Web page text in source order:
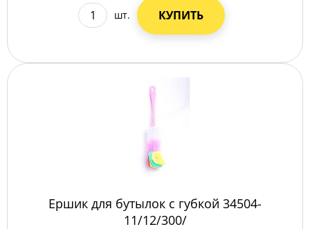
шт. КУПИТЬ
Ершик для бутылок с губкой 34504-
11/12/300/